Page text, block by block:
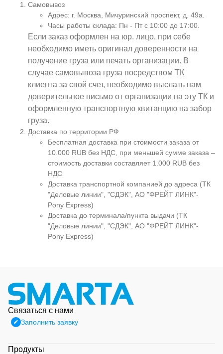
Самовывоз
Адрес: г. Москва, Мичуринский проспект, д. 49а.
Часы работы склада: Пн - Пт с 10:00 до 17:00.
Если заказ оформлен на юр. лицо, при себе
необходимо иметь оригинал доверенности на
получение груза или печать организации. В
случае самовывоза груза посредством ТК
клиента за свой счет, необходимо выслать нам
доверительное письмо от организации на эту ТК и
оформленную транспортную квитанцию на забор
груза.
Доставка по территории РФ
Бесплатная доставка при стоимости заказа от
10.000 RUB без НДС, при меньшей сумме заказа –
стоимость доставки составляет 1.000 RUB без
НДС
Доставка транспортной компанией до адреса (ТК
"Деловые линии", "СДЭК", АО "ФРЕЙТ ЛИНК"-
Pony Express)
Доставка до терминала/пункта выдачи (ТК
"Деловые линии", "СДЭК", АО "ФРЕЙТ ЛИНК"-
Pony Express)
Связаться с нами
Заполнить заявку
Продукты